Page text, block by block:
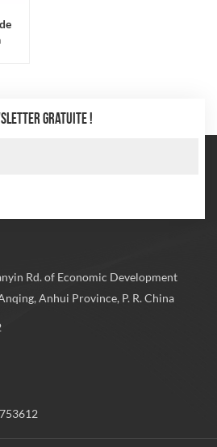
GRATUITE !
Rd. of Economic Development
Anhui Province, P. R. China